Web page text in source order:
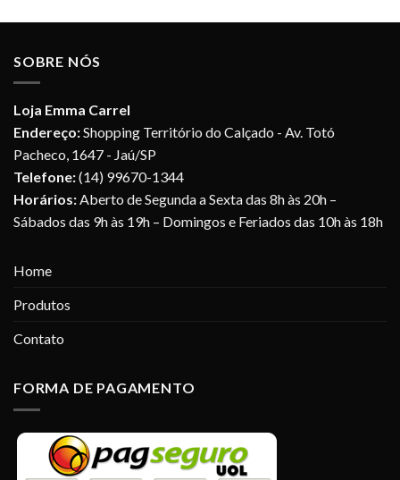
SOBRE NÓS
Loja Emma Carrel
Endereço:Shopping Território do Calçado - Av. Totó
Pacheco, 1647 - Jaú/SP
Telefone:(14) 99670-1344
Horários:Aberto de Segunda a Sexta das 8h às 20h –
Sábados das 9h às 19h – Domingos e Feriados das 10h às 18h
Home
Produtos
Contato
FORMA DE PAGAMENTO